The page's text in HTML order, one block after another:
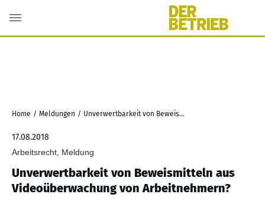
Home / Meldungen / Unverwertbarkeit von Beweismitteln aus Videoüberwachung von Arbeitnehmern?
17.08.2018
Arbeitsrecht, Meldung
Unverwertbarkeit von Beweismitteln aus
Videoüberwachung von Arbeitnehmern?